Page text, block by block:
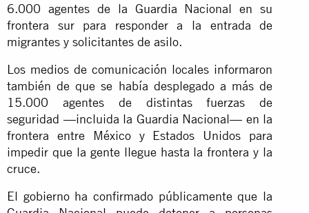
6.000 agentes de la Guardia Nacional en su
frontera sur para responder a la entrada de
migrantes y solicitantes de asilo.
Los medios de comunicación locales informaron
también de que se había desplegado a más de
15.000 agentes de distintas fuerzas de
seguridad —incluida la Guardia Nacional— en la
frontera entre México y Estados Unidos para
impedir que la gente llegue hasta la frontera y la
cruce.
El gobierno ha confirmado públicamente que la